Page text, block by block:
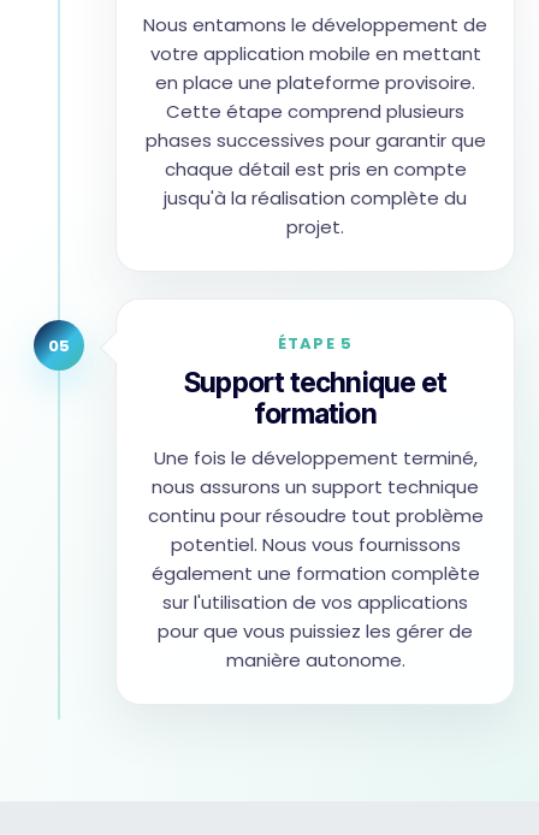
Nous entamons le développement de
votre application mobile en mettant
en place une plateforme provisoire.
Cette étape comprend plusieurs
phases successives pour garantir que
chaque détail est pris en compte
jusqu'à la réalisation complète du
projet.
05 ÉTAPE 5
Support technique et
formation
Une fois le développement terminé,
nous assurons un support technique
continu pour résoudre tout problème
potentiel. Nous vous fournissons
également une formation complète
sur l'utilisation de vos applications
pour que vous puissiez les gérer de
manière autonome.